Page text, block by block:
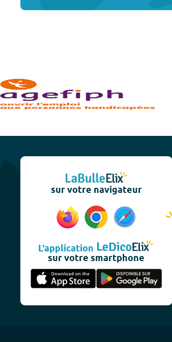
sur votre navigateur
L'application
sur votre smartphone